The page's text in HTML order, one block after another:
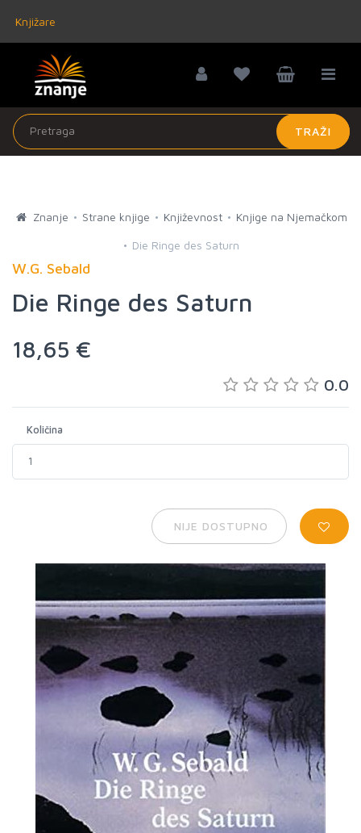
Knjižare
TRAŽI
Znanje Strane knjige Književnost Knjige na Njemačkom
Die Ringe des Saturn
W.G. Sebald
Die Ringe des Saturn
18,65 €
0.0
Količina
NIJE DOSTUPNO